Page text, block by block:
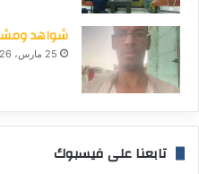
شواهد
25 مارس، 2026
تابعنا على فيسبوك